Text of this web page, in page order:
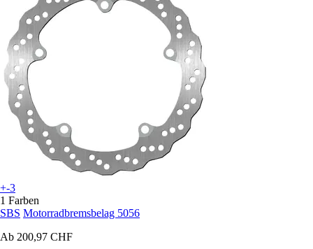
+-3
1 Farben
SBS Motorradbremsbelag 5056
Ab 200,97 CHF